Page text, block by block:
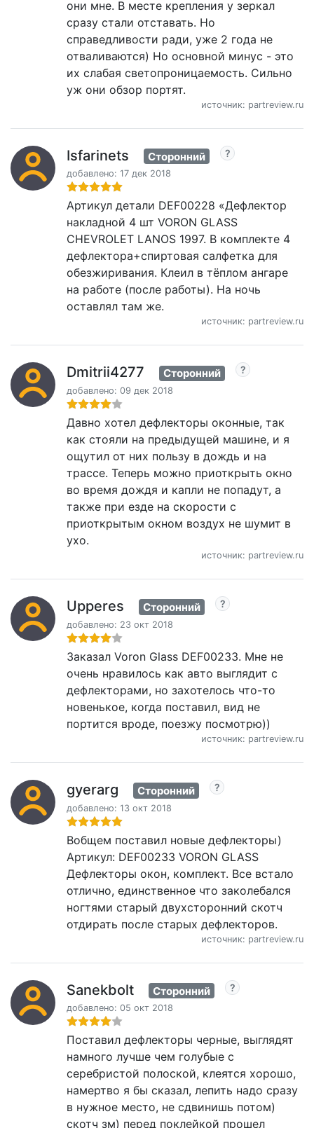
они мне. В месте крепления у зеркал
сразу стали отставать. Но
справедливости ради, уже 2 года не
отваливаются) Но основной минус - это
их слабая светопроницаемость. Сильно
уж они обзор портят.
источник: partreview.ru
Isfarinets Сторонний
добавлено: 17 дек 2018
Артикул детали DEF00228 «Дефлектор
накладной 4 шт VORON GLASS
CHEVROLET LANOS 1997. В комплекте 4
дефлектора+спиртовая салфетка для
обезжиривания. Клеил в тёплом ангаре
на работе (после работы). На ночь
оставлял там же.
источник: partreview.ru
Dmitrii4277 Сторонний
добавлено: 09 дек 2018
Давно хотел дефлекторы оконные, так
как стояли на предыдущей машине, и я
ощутил от них пользу в дождь и на
трассе. Теперь можно приоткрыть окно
во время дождя и капли не попадут, а
также при езде на скорости с
приоткрытым окном воздух не шумит в
ухо.
источник: partreview.ru
Upperes Сторонний
добавлено: 23 окт 2018
Заказал Voron Glass DEF00233. Мне не
очень нравилось как авто выглядит с
дефлекторами, но захотелось что-то
новенькое, когда поставил, вид не
портится вроде, поезжу посмотрю))
источник: partreview.ru
gyerarg Сторонний
добавлено: 13 окт 2018
Вобщем поставил новые дефлекторы)
Артикул: DEF00233 VORON GLASS
Дефлекторы окон, комплект. Все встало
отлично, единственное что заколебался
ногтями старый двухсторонний скотч
отдирать после старых дефлекторов.
источник: partreview.ru
Sanekbolt Сторонний
добавлено: 05 окт 2018
Поставил дефлекторы черные, выглядят
намного лучше чем голубые с
серебристой полоской, клеятся хорошо,
намертво я бы сказал, лепить надо сразу
в нужное место, не сдвинишь потом)
скотч зм) перед поклейкой прошел